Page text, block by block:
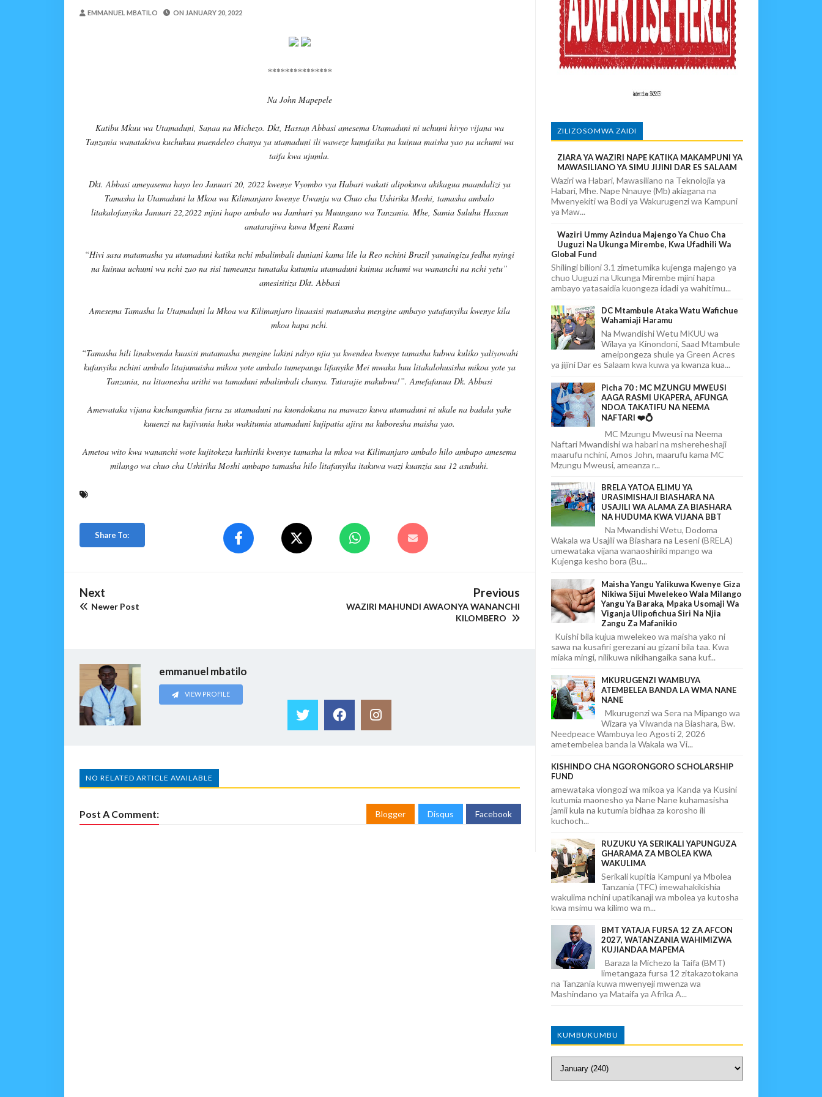
TANZANIA YAANGAZA TEKNOLOJIA YA NYUKLIA KUKUZA KILIMO, MIFUGO NA VIWANDA
MGALU APONGEZA HATUA ZA SERIKALI KUHAMASISHA MATUMIZI YA NISHATI SAFI YA KUPIKIA
WMA YAPONGEZWA KWA KUANZISHA KLABU ZA VIPIMO SHULENI
TBS Yaendelea Kutoa Elimu Ya Uthibitishaji Ubora Wa Bidhaa Nanenane Morogoro
OSCAR ASSENGA- Aug 08 2026
WAZIRI SANGU AZITAKA PSSSF,NSSF,WCF NA OSHA KUONGEZA MATUMIZI YA TEHAMA
EMMANUEL MBATILO ON JANUARY 20, 2022
***************
Na John Mapepele
Katibu Mkuu wa Utamaduni, Sanaa na Michezo. Dkt, Hassan Abbasi amesema Utamaduni ni uchumi hivyo vijana wa
Tanzania wanatakiwa kuchukua maendeleo chanya ya utamaduni ili waweze kunufaika na kuinua maisha yao na uchumi wa
taifa kwa ujumla.
Dkt. Abbasi ameyasema hayo leo Januari 20, 2022 kwenye Vyombo vya Habari wakati alipokuwa akikagua maandalizi ya
Tamasha la Utamaduni la Mkoa wa Kilimanjaro kwenye Uwanja wa Chuo cha Ushirika Moshi, tamasha ambalo
litakalofanyika Januari 22,2022 mjini hapo ambalo wa Jamhuri ya Muungano wa Tanzania. Mhe, Samia Suluhu Hassan
anatarajiwa kuwa Mgeni Rasmi
“Hivi sasa matamasha ya utamaduni katika nchi mbalimbali duniani kama lile la Reo nchini Brazil yanaingiza fedha nyingi
na kuinua uchumi wa nchi zao na sisi tumeanza tunataka kutumia utamaduni kuinua uchumi wa wananchi na nchi yetu”
amesisitiza Dkt. Abbasi
Amesema Tamasha la Utamaduni la Mkoa wa Kilimanjaro linaasisi matamasha mengine ambayo yatafanyika kwenye kila
mkoa hapa nchi.
“Tamasha hili linakwenda kuasisi matamasha mengine lakini ndiyo njia ya kwendea kwenye tamasha kubwa kuliko yaliyowahi
kufanyika nchini ambalo litajumuisha mikoa yote ambalo tumepanga lifanyike Mei mwaka huu litakalohusisha mikoa yote ya
Tanzania, na litaonesha urithi wa tamaduni mbalimbali chanya. Tutarajie makubwa!”. Amefafanua Dk. Abbasi
Amewataka vijana kuchangamkia fursa za utamaduni na kuondokana na mawazo kuwa utamaduni ni ukale na badala yake
kuuenzi na kujivunia huku wakitumia utamaduni kujipatia ajira na kuboresha maisha yao.
Ametoa wito kwa wananchi wote kujitokeza kushiriki kwenye tamasha la mkoa wa Kilimanjaro ambalo hilo ambapo amesema
milango wa chuo cha Ushirika Moshi ambapo tamasha hilo litafanyika itakuwa wazi kuanzia saa 12 asubuhi.
Share To:
Next
Newer Post
Previous
WAZIRI MAHUNDI AWAONYA WANANCHI
KILOMBERO
emmanuel mbatilo
VIEW PROFILE
NO RELATED ARTICLE AVAILABLE
Post A Comment: Blogger Disqus Facebook
ZILIZOSOMWA ZAIDI
ZIARA YA WAZIRI NAPE KATIKA MAKAMPUNI YA
MAWASILIANO YA SIMU JIJINI DAR ES SALAAM
Waziri wa Habari, Mawasiliano na Teknolojia ya
Habari, Mhe. Nape Nnauye (Mb) akiagana na
Mwenyekiti wa Bodi ya Wakurugenzi wa Kampuni
ya Maw...
Waziri Ummy Azindua Majengo Ya Chuo Cha
Uuguzi Na Ukunga Mirembe, Kwa Ufadhili Wa
Global Fund
Shilingi bilioni 3.1 zimetumika kujenga majengo ya
chuo Uuguzi na Ukunga Mirembe mjini hapa
ambayo yatasaidia kuongeza idadi ya wahitimu...
DC Mtambule Ataka Watu Wafichue
Wahamiaji Haramu
Na Mwandishi Wetu MKUU wa
Wilaya ya Kinondoni, Saad Mtambule
ameipongeza shule ya Green Acres
ya jijini Dar es Salaam kwa kuwa ya kwanza kua...
Picha 70 : MC MZUNGU MWEUSI
AAGA RASMI UKAPERA, AFUNGA
NDOA TAKATIFU NA NEEMA
NAFTARI ❤️💍
MC Mzungu Mweusi na Neema
Naftari Mwandishi wa habari na mshereheshaji
maarufu nchini, Amos John, maarufu kama MC
Mzungu Mweusi, ameanza r...
BRELA YATOA ELIMU YA
URASIMISHAJI BIASHARA NA
USAJILI WA ALAMA ZA BIASHARA
NA HUDUMA KWA VIJANA BBT
Na Mwandishi Wetu, Dodoma
Wakala wa Usajili wa Biashara na Leseni (BRELA)
umewataka vijana wanaoshiriki mpango wa
Kujenga kesho bora (Bu...
Maisha Yangu Yalikuwa Kwenye Giza
Nikiwa Sijui Mwelekeo Wala Milango
Yangu Ya Baraka, Mpaka Usomaji Wa
Viganja Ulipofichua Siri Na Njia
Zangu Za Mafanikio
Kuishi bila kujua mwelekeo wa maisha yako ni
sawa na kusafiri gerezani au gizani bila taa. Kwa
miaka mingi, nilikuwa nikihangaika sana kuf...
MKURUGENZI WAMBUYA
ATEMBELEA BANDA LA WMA NANE
NANE
Mkurugenzi wa Sera na Mipango wa
Wizara ya Viwanda na Biashara, Bw.
Needpeace Wambuya leo Agosti 2, 2026
ametembelea banda la Wakala wa Vi...
KISHINDO CHA NGORONGORO SCHOLARSHIP
FUND
amewataka viongozi wa mikoa ya Kanda ya Kusini
kutumia maonesho ya Nane Nane kuhamasisha
jamii kula na kutumia bidhaa za korosho ili
kuchoch...
RUZUKU YA SERIKALI YAPUNGUZA
GHARAMA ZA MBOLEA KWA
WAKULIMA
Serikali kupitia Kampuni ya Mbolea
Tanzania (TFC) imewahakikishia
wakulima nchini upatikanaji wa mbolea ya kutosha
kwa msimu wa kilimo wa m...
BMT YATAJA FURSA 12 ZA AFCON
2027, WATANZANIA WAHIMIZWA
KUJIANDAA MAPEMA
Baraza la Michezo la Taifa (BMT)
limetangaza fursa 12 zitakazotokana
na Tanzania kuwa mwenyeji mwenza wa
Mashindano ya Mataifa ya Afrika A...
KUMBUKUMBU